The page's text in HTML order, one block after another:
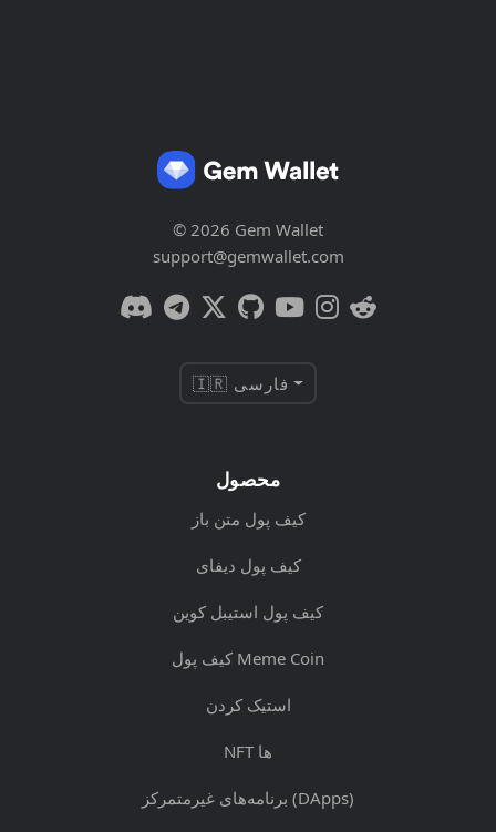
© 2026 Gem Wallet
support@gemwallet.com
🇮🇷 فارسی
محصول
کیف پول متن باز
کیف پول دیفای
کیف پول استیبل کوین
کیف پول Meme Coin
استیک کردن
NFT ها
برنامه‌های غیرمتمرکز (DApps)